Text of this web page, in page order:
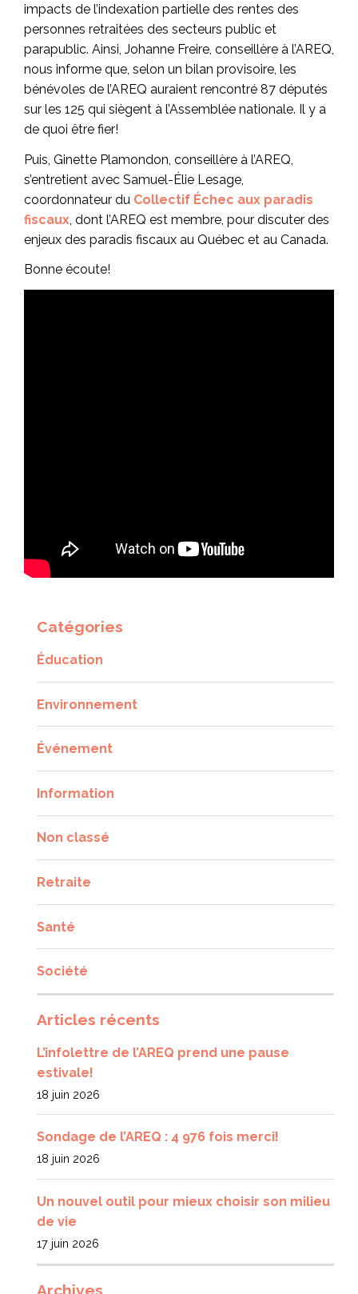
impacts de l’indexation partielle des rentes des
personnes retraitées des secteurs public et
parapublic. Ainsi, Johanne Freire, conseillère à l’AREQ,
nous informe que, selon un bilan provisoire, les
bénévoles de l’AREQ auraient rencontré 87 députés
sur les 125 qui siègent à l’Assemblée nationale. Il y a
de quoi être fier!
Puis, Ginette Plamondon, conseillère à l’AREQ,
s’entretient avec Samuel-Élie Lesage,
coordonnateur du Collectif Échec aux paradis
fiscaux , dont l’AREQ est membre, pour discuter des
enjeux des paradis fiscaux au Québec et au Canada.
Bonne écoute!
Catégories
Éducation
Environnement
Événement
Information
Non classé
Retraite
Santé
Société
Articles récents
L’infolettre de l’AREQ prend une pause
estivale!
18 juin 2026
Sondage de l’AREQ : 4 976 fois merci!
18 juin 2026
Un nouvel outil pour mieux choisir son milieu
de vie
17 juin 2026
Archives